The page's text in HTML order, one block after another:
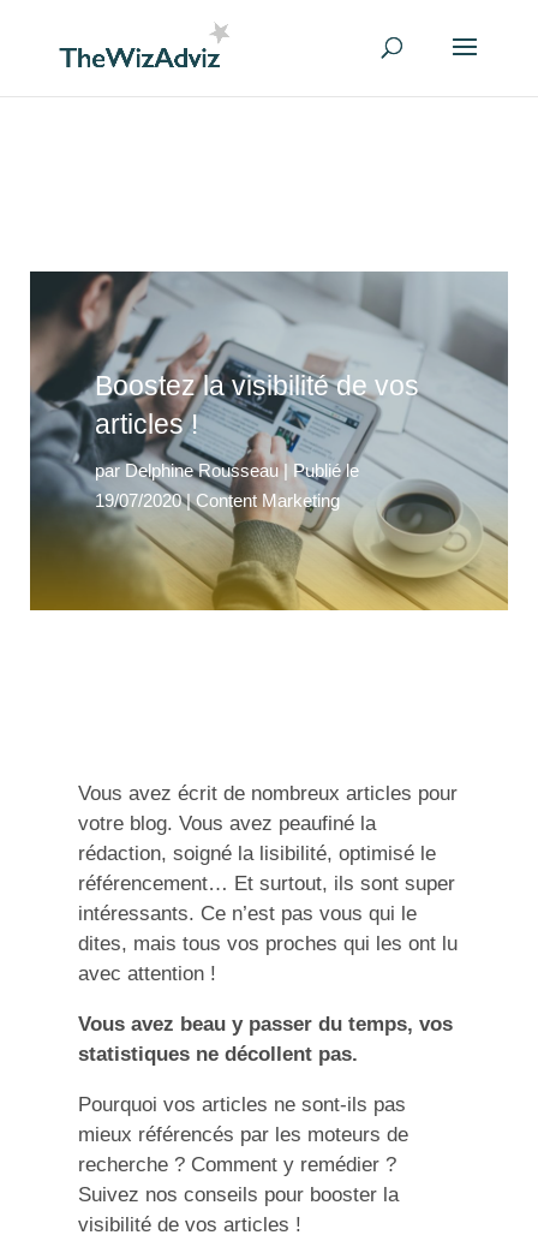
Boostez la visibilité de vos
articles !
parDelphine Rousseau| Publié le
19/07/2020|Content Marketing
Vous avez écrit de nombreux articles pour
votre blog. Vous avez peaufiné la
rédaction, soigné la lisibilité, optimisé le
référencement… Et surtout, ils sont super
intéressants. Ce n’est pas vous qui le
dites, mais tous vos proches qui les ont lu
avec attention !
Vous avez beau y passer du temps, vos
statistiques ne décollent pas.
Pourquoi vos articles ne sont-ils pas
mieux référencés par les moteurs de
recherche ? Comment y remédier ?
Suivez nos conseils pour booster la
visibilité de vos articles !